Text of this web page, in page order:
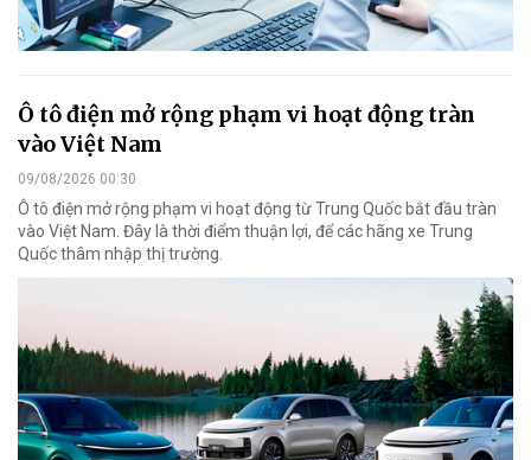
Ô tô điện mở rộng phạm vi hoạt động tràn
vào Việt Nam
09/08/2026 00:30
Ô tô điện mở rộng phạm vi hoạt động từ Trung Quốc bắt đầu tràn
vào Việt Nam. Đây là thời điểm thuận lợi, để các hãng xe Trung
Quốc thâm nhập thị trường.